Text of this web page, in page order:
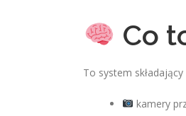
Co
To system składający
kamery